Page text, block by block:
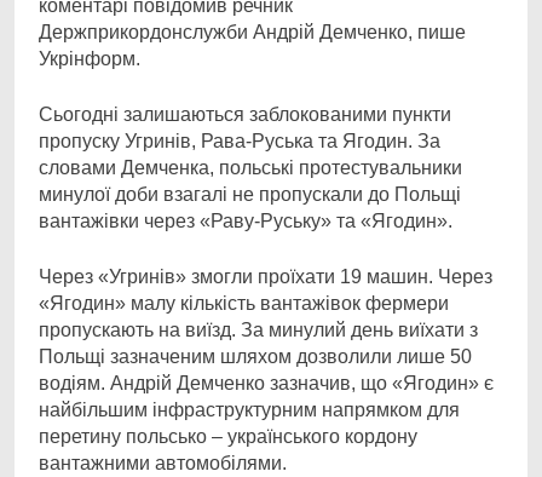
коментарі повідомив речник
Держприкордонслужби Андрій Демченко, пише
Укрінформ.
Сьогодні залишаються заблокованими пункти
пропуску Угринів, Рава-Руська та Ягодин. За
словами Демченка, польські протестувальники
минулої доби взагалі не пропускали до Польщі
вантажівки через «Раву-Руську» та «Ягодин».
Через «Угринів» змогли проїхати 19 машин. Через
«Ягодин» малу кількість вантажівок фермери
пропускають на виїзд. За минулий день виїхати з
Польщі зазначеним шляхом дозволили лише 50
водіям. Андрій Демченко зазначив, що «Ягодин» є
найбільшим інфраструктурним напрямком для
перетину польсько – українського кордону
вантажними автомобілями.